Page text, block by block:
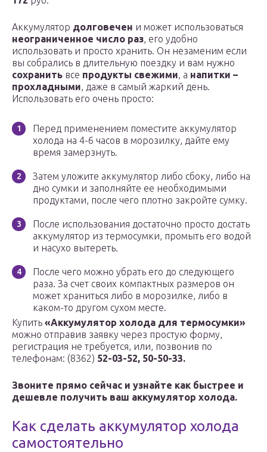
Аккумулятор долговечен и может использоваться
неограниченное число раз, его удобно
использовать и просто хранить. Он незаменим если
вы собрались в длительную поездку и вам нужно
сохранить все продукты свежими, а напитки –
прохладными, даже в самый жаркий день.
Использовать его очень просто:
Перед применением поместите аккумулятор
холода на 4-6 часов в морозилку, дайте ему
время замерзнуть.
Затем уложите аккумулятор либо сбоку, либо на
дно сумки и заполняйте ее необходимыми
продуктами, после чего плотно закройте сумку.
После использования достаточно просто достать
аккумулятор из термосумки, промыть его водой
и насухо вытереть.
После чего можно убрать его до следующего
раза. За счет своих компактных размеров он
может храниться либо в морозилке, либо в
каком-то другом сухом месте.
Купить «Аккумулятор холода для термосумки»
можно отправив заявку через простую форму,
регистрация не требуется, или, позвонив по
телефонам: (8362) 52-03-52, 50-50-33.
Звоните прямо сейчас и узнайте как быстрее и
дешевле получить ваш аккумулятор холода.
Как сделать аккумулятор холода
самостоятельно